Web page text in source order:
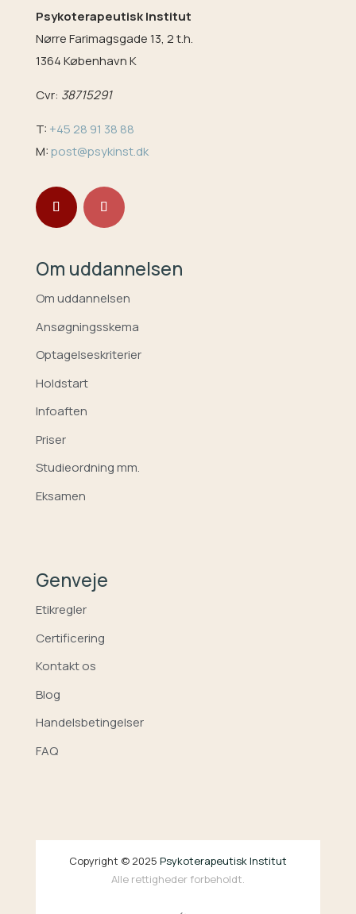
Psykoterapeutisk Institut
Nørre Farimagsgade 13, 2 t.h.
1364 København K
Cvr: 38715291
T: +45 28 91 38 88
M:post@psykinst.dk
Om uddannelsen
Om uddannelsen
Ansøgningsskema
Optagelseskriterier
Holdstart
Infoaften
Priser
Studieordning mm.
Eksamen
Genveje
Etikregler
Certificering
Kontakt os
Blog
Handelsbetingelser
FAQ
Copyright © 2025 Psykoterapeutisk Institut
Alle rettigheder forbeholdt.